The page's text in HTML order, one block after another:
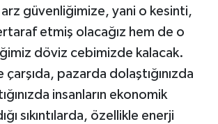
arz güvenliğimize, yani o kesinti,
etmiş olacağız hem de o
döviz cebimizde kalacak.
çarşıda, pazarda dolaştığınızda
insanların ekonomik
sıkıntılarda, özellikle enerji